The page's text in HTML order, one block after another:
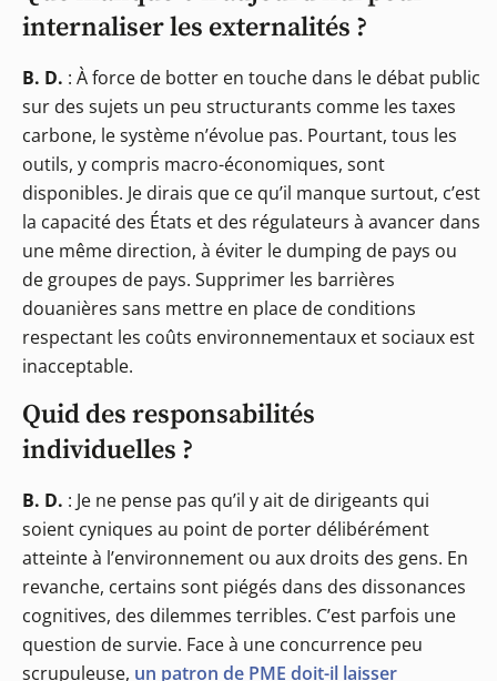
internaliser les externalités ?
B. D. : À force de botter en touche dans le débat public
sur des sujets un peu structurants comme les taxes
carbone, le système n’évolue pas. Pourtant, tous les
outils, y compris macro-économiques, sont
disponibles. Je dirais que ce qu’il manque surtout, c’est
la capacité des États et des régulateurs à avancer dans
une même direction, à éviter le dumping de pays ou
de groupes de pays. Supprimer les barrières
douanières sans mettre en place de conditions
respectant les coûts environnementaux et sociaux est
inacceptable.
Quid des responsabilités
individuelles ?
B. D. : Je ne pense pas qu’il y ait de dirigeants qui
soient cyniques au point de porter délibérément
atteinte à l’environnement ou aux droits des gens. En
revanche, certains sont piégés dans des dissonances
cognitives, des dilemmes terribles. C’est parfois une
question de survie. Face à une concurrence peu
scrupuleuse, un patron de PME doit-il laisser